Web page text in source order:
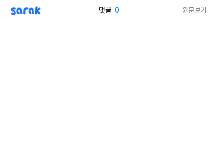
sarak 댓글 0 원문보기